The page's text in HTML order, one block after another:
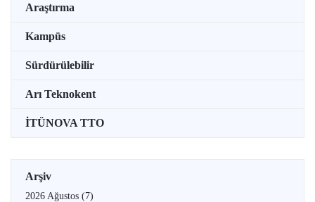
Araştırma
Kampüs
Sürdürülebilir
Arı Teknokent
İTÜNOVA TTO
Arşiv
2026 Ağustos (7)